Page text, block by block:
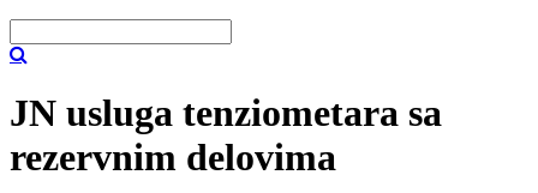
JN usluga tenziometara sa
rezervnim delovima